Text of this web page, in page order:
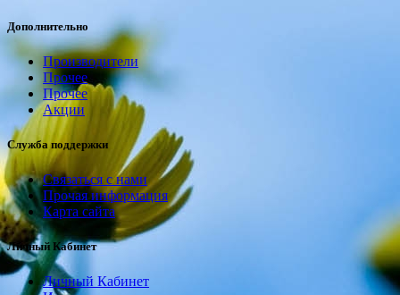
Дополнительно
Производители
Прочее
Прочее
Акции
Служба поддержки
Связаться с нами
Прочая информация
Карта сайта
Личный Кабинет
Личный Кабинет